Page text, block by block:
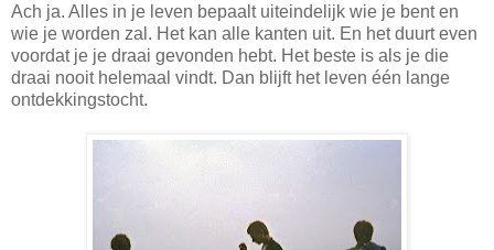
Ach ja. Alles in je leven bepaalt uiteindelijk wie je bent en
wie je worden zal. Het kan alle kanten uit. En het duurt even
voordat je je draai gevonden hebt. Het beste is als je die
draai nooit helemaal vindt. Dan blijft het leven één lange
ontdekkingstocht.